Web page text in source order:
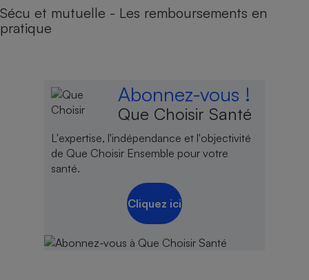
Sécu et mutuelle - Les remboursements en
pratique
Abonnez-vous !
Que Choisir Santé
L'expertise, l'indépendance et l'objectivité
de Que Choisir Ensemble pour votre
santé.
Cliquez ici